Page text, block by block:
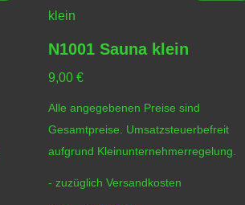
N1001 Sauna klein
9,00€
Alle angegebenen Preise sind
Gesamtpreise. Umsatzsteuerbefreit
aufgrund Kleinunternehmerregelung.
- zuzüglichVersandkosten